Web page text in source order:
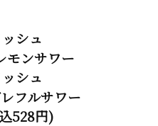
ッシュ
モンサワー
ッシュ
フルサワー
528円)